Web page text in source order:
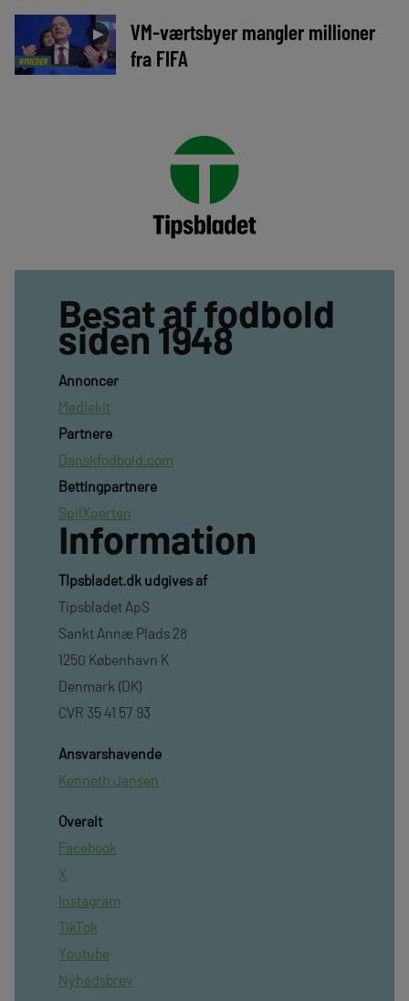
NYHEDER
►
VM-værtsbyer mangler millioner
fra FIFA
Besat af fodbold
siden 1948
Annoncer
Mediekit
Partnere
Danskfodbold.com
Bettingpartnere
SpilXperten
Information
TIpsbladet.dk udgives af
Tipsbladet ApS
Sankt Annæ Plads 28
1250 København K
Denmark (DK)
CVR 35 41 57 93
Ansvarshavende
Kenneth Jensen
Overalt
Facebook
X
Instagram
TikTok
Youtube
Nyhedsbrev